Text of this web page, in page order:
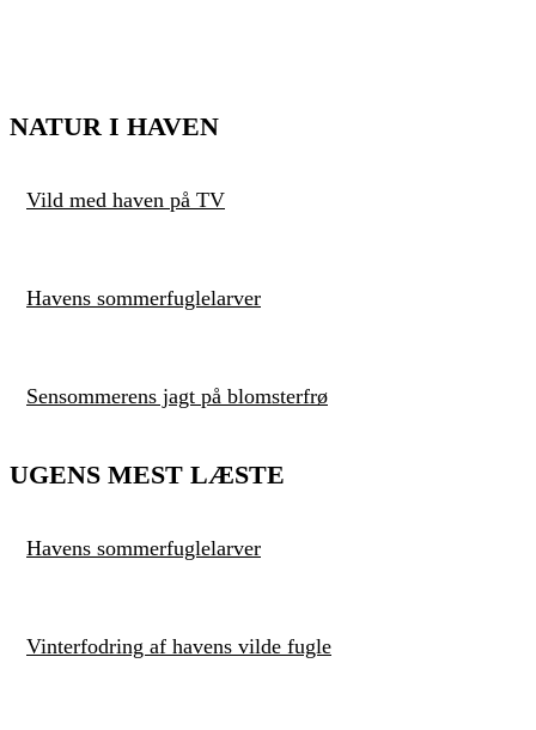
NATUR I HAVEN
Vild med haven på TV
Havens sommerfuglelarver
Sensommerens jagt på blomsterfrø
UGENS MEST LÆSTE
Havens sommerfuglelarver
Vinterfodring af havens vilde fugle